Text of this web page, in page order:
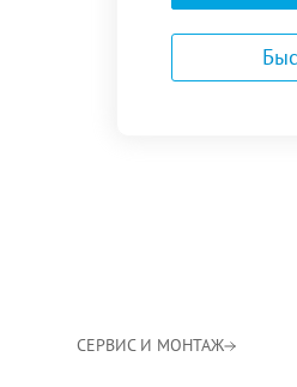
СЕРВИС И МОНТАЖ